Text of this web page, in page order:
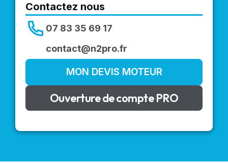
Contactez nous
07 83 35 69 17
contact@n2pro.fr
MON DEVIS MOTEUR
Ouverture de compte PRO